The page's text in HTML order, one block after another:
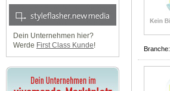
Dein Unternehmen hier?
Werde First Class Kunde! Branche: